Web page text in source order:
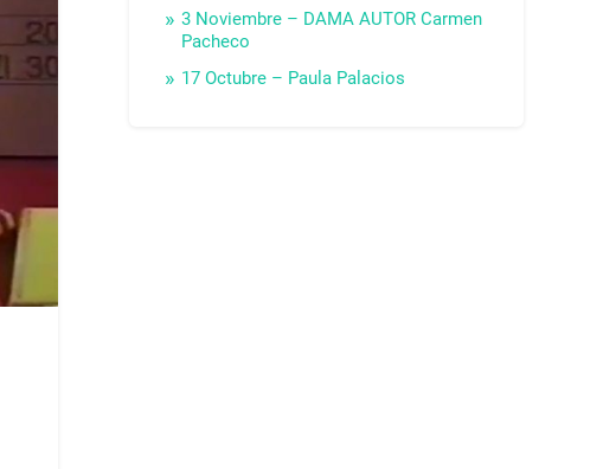
3 Noviembre – DAMA AUTOR Carmen
Pacheco
17 Octubre – Paula Palacios